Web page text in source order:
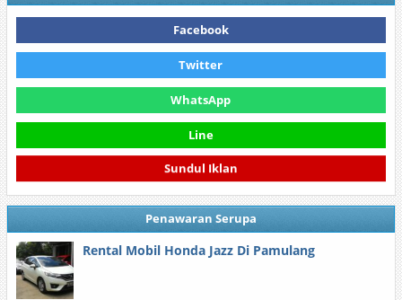
Facebook
Twitter
WhatsApp
Line
Sundul Iklan
Penawaran Serupa
Rental Mobil Honda Jazz Di Pamulang